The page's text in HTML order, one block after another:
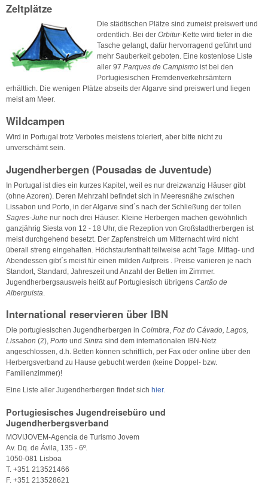
Zeltplätze
Die städtischen Plätze sind zumeist preiswert und
ordentlich. Bei der Orbitur-Kette wird tiefer in die
Tasche gelangt, dafür hervorragend geführt und
mehr Sauberkeit geboten. Eine kostenlose Liste
aller 97 Parques de Campismo ist bei den
Portugiesischen Fremdenverkehrsämtern
erhältlich. Die wenigen Plätze abseits der Algarve sind preiswert und liegen
meist am Meer.
Wildcampen
Wird in Portugal trotz Verbotes meistens toleriert, aber bitte nicht zu
unverschämt sein.
Jugendherbergen (Pousadas de Juventude)
In Portugal ist dies ein kurzes Kapitel, weil es nur dreizwanzig Häuser gibt
(ohne Azoren). Deren Mehrzahl befindet sich in Meeresnähe zwischen
Lissabon und Porto, in der Algarve sind´s nach der Schließung der tollen
Sagres-Juhe nur noch drei Häuser. Kleine Herbergen machen gewöhnlich
ganzjährig Siesta von 12 - 18 Uhr, die Rezeption von Großstadtherbergen ist
meist durchgehend besetzt. Der Zapfenstreich um Mitternacht wird nicht
überall streng eingehalten. Höchstaufenthalt teilweise acht Tage. Mittag- und
Abendessen gibt´s meist für einen milden Aufpreis . Preise variieren je nach
Standort, Standard, Jahreszeit und Anzahl der Betten im Zimmer.
Jugendherbergsausweis heißt auf Portugiesisch übrigens Cartão de
Alberguista
International reservieren über IBN
Die portugiesischen Jugendherbergen in Coimbra, Foz do Cávado, Lagos,
Lissabon (2), Porto und Sintra sind dem internationalen IBN-Netz
angeschlossen, d.h. Betten können schriftlich, per Fax oder online über den
Herbergsverband zu Hause gebucht werden (keine Doppel- bzw.
Familienzimmer)!
Eine Liste aller Jugendherbergen findet sich hier.
Portugiesisches Jugendreisebüro und
Jugendherbergsverband
MOVIJOVEM-Agencia de Turismo Jovem
Av. Dq. de Ávila, 135 - 6º.
1050-081 Lisboa
T. +351 213521466
F. +351 213528621